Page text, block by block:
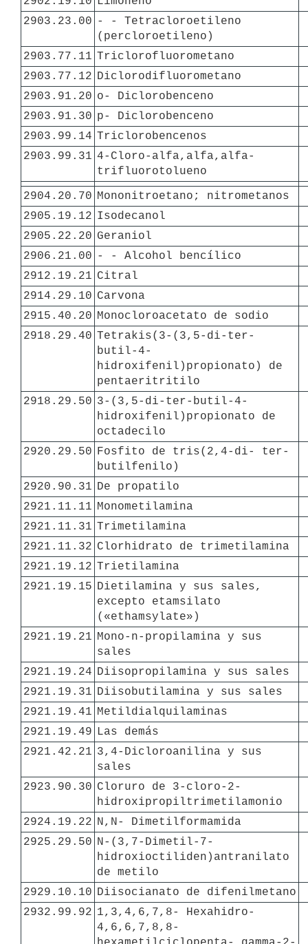
2903.23.00 - - Tetracloroetileno
(percloroetileno)
2903.77.11 Triclorofluorometano
2903.77.12 Diclorodifluorometano
2903.91.20 o- Diclorobenceno
2903.91.30 p- Diclorobenceno
2903.99.14 Triclorobencenos
2903.99.31 4-Cloro-alfa,alfa,alfa-
trifluorotolueno
2904.20.70 Mononitroetano; nitrometanos
2905.19.12 Isodecanol
2905.22.20 Geraniol
2906.21.00 - - Alcohol bencílico
2912.19.21 Citral
2914.29.10 Carvona
2915.40.20 Monocloroacetato de sodio
2918.29.40 Tetrakis(3-(3,5-di-ter-
butil-4-
hidroxifenil)propionato) de
pentaeritritilo
2918.29.50 3-(3,5-di-ter-butil-4-
hidroxifenil)propionato de
octadecilo
2920.29.50
Fosfito de tris(2,4-di- ter-
butilfenilo)
2920.90.31 De propatilo
2921.11.11 Monometilamina
2921.11.31 Trimetilamina
2921.11.32 Clorhidrato de trimetilamina
2921.19.12 Trietilamina
2921.19.15 Dietilamina y sus sales,
excepto etamsilato
(«ethamsylate»)
2921.19.21 Mono-n-propilamina y sus
sales
2921.19.24 Diisopropilamina y sus sales
2921.19.31 Diisobutilamina y sus sales
2921.19.41 Metildialquilaminas
2921.19.49
Las demás
2921.42.21 3,4-Dicloroanilina y sus
sales
2923.90.30 Cloruro de 3-cloro-2-
hidroxipropiltrimetilamonio
2924.19.22 N,N- Dimetilformamida
2925.29.50 N-(3,7-Dimetil-7-
hidroxioctiliden)antranilato
de metilo
2929.10.10 Diisocianato de difenilmetano
2932.99.92 1,3,4,6,7,8- Hexahidro-
4,6,6,7,8,8-